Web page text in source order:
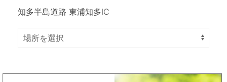
知多半島道路 東浦知多IC